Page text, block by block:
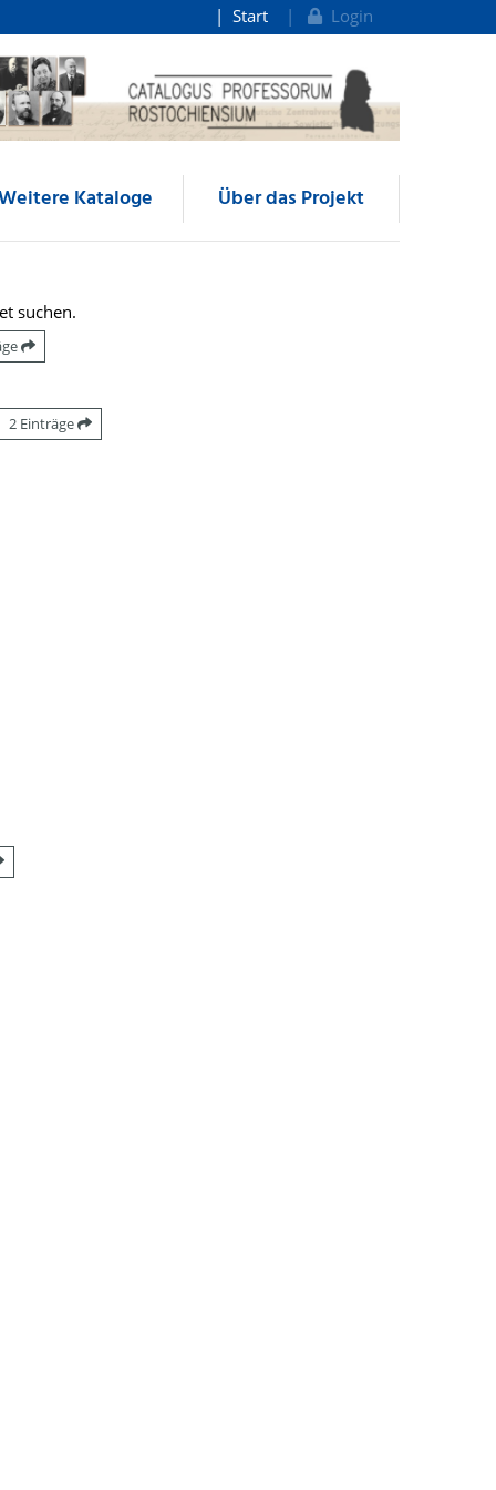
Start Login
Kataloge Über das Projekt
suchen.
2 Einträge